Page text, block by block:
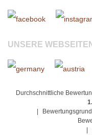
UNSERE WEBSEITEN
Durchschnittliche